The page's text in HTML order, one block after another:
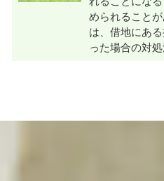
められること
は、借地にあ
った場合の対